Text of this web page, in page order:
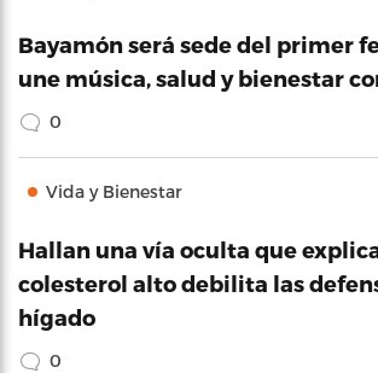
Bayamón será sede del primer
une música, salud y bienestar
0
Vida y Bienestar
Hallan una vía oculta que
colesterol alto debilita las
hígado
0